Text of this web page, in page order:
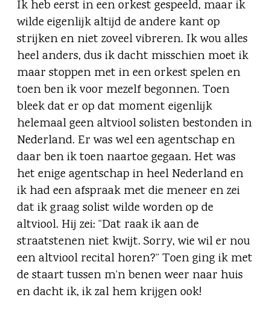
Ik heb eerst in een orkest gespeeld, maar ik
wilde eigenlijk altijd de andere kant op
strijken en niet zoveel vibreren. Ik wou alles
heel anders, dus ik dacht misschien moet ik
maar stoppen met in een orkest spelen en
toen ben ik voor mezelf begonnen. Toen
bleek dat er op dat moment eigenlijk
helemaal geen altviool solisten bestonden in
Nederland. Er was wel een agentschap en
daar ben ik toen naartoe gegaan. Het was
het enige agentschap in heel Nederland en
ik had een afspraak met die meneer en zei
dat ik graag solist wilde worden op de
altviool. Hij zei: “Dat raak ik aan de
straatstenen niet kwijt. Sorry, wie wil er nou
een altviool recital horen?” Toen ging ik met
de staart tussen m’n benen weer naar huis
en dacht ik, ik zal hem krijgen ook!